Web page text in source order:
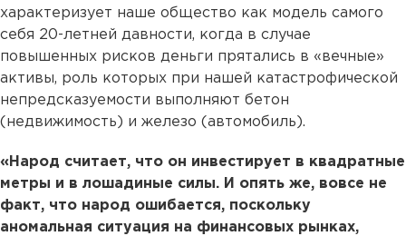
характеризует наше общество как модель самого
себя 20-летней давности, когда в случае
повышенных рисков деньги прятались в «вечные»
активы, роль которых при нашей катастрофической
непредсказуемости выполняют бетон
(недвижимость) и железо (автомобиль).
«Народ считает, что он инвестирует в квадратные
метры и в лошадиные силы. И опять же, вовсе не
факт, что народ ошибается, поскольку
аномальная ситуация на финансовых рынках,